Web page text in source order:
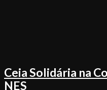
Ceia Solidária na
NES